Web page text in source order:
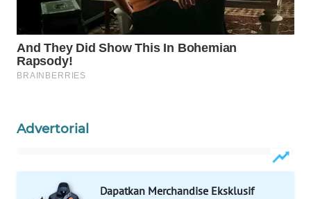
Advertorial
Dapatkan Merchandise Eksklusif
WAHANA
SPORT
WAHANA
UMKM
SELEB
WAHANA
PERSONA